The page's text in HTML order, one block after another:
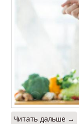
Читать дальше →